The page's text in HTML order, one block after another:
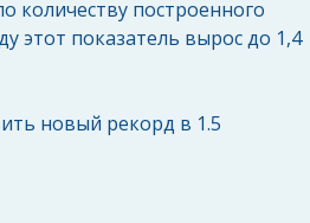
этот показатель вырос до 1,4
новый рекорд в 1.5